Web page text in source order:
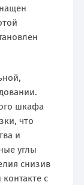
шкафа
что
и
углы
снизив
с